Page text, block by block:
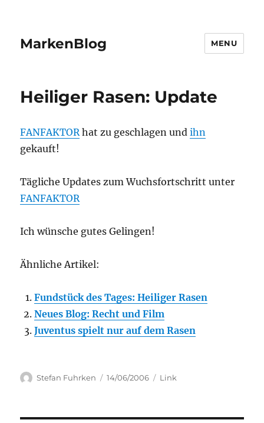
MarkenBlog MENU
Heiliger Rasen: Update
FANFAKTORhat zu geschlagen undihn
gekauft!
Tägliche Updates zum Wuchsfortschritt unter
FANFAKTOR
Ich wünsche gutes Gelingen!
Ähnliche Artikel:
Fundstück des Tages: Heiliger Rasen
Neues Blog: Recht und Film
Juventus spielt nur auf dem Rasen
Author
Stefan Fuhrken
Posted
14/06/2006 Categories
Link